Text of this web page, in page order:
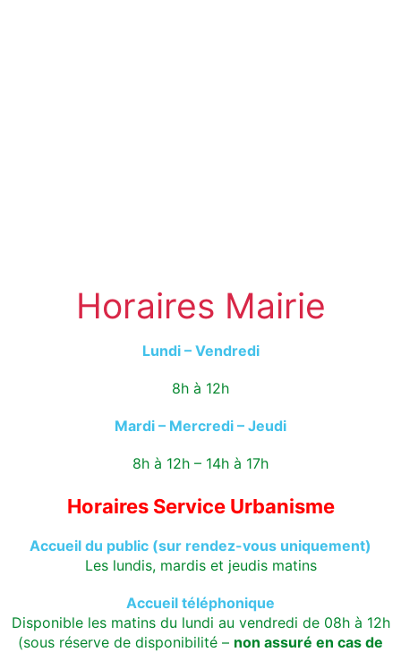
Horaires Mairie
Lundi – Vendredi
8h à 12h
Mardi – Mercredi – Jeudi
8h à 12h – 14h à 17h
Horaires Service Urbanisme
Accueil du public (sur rendez-vous uniquement)
Les lundis, mardis et jeudis matins
Accueil téléphonique
Disponible les matins du lundi au vendredi de 08h à 12h
(sous réserve de disponibilité – non assuré en cas de